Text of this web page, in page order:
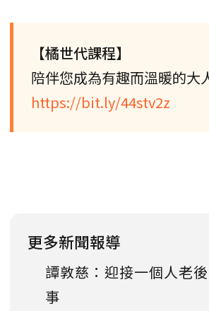
【橘世代課程】
陪伴您成為有趣而溫暖的大
https://bit.ly/44stv2z
更多新聞報導
譚敦慈：迎接一個人老
事